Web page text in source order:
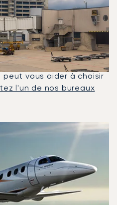
Zurich Et
?
le Citation CJ2 et le
privés les plus utilisés
et Zurich. Un conseiller
vous aider à choisir
l'un de nos bureaux
d'aéronef